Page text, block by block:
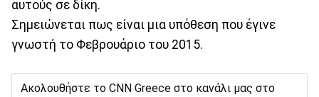
αυτούς σε δίκη.
Σημειώνεται πως είναι μια υπόθεση που έγινε
γνωστή το Φεβρουάριο του 2015.
Ακολουθήστε το CNN Greece στο κανάλι μας στο